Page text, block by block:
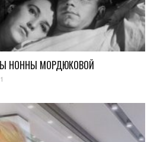
НОННЫ МОРДЮКОВОЙ